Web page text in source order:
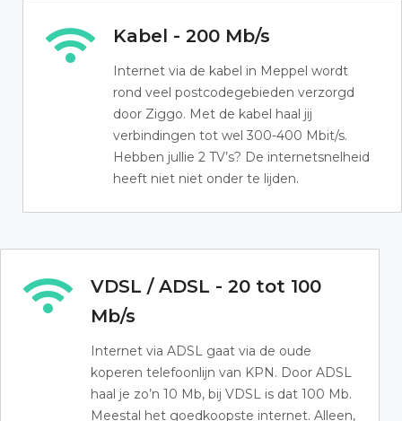
Kabel - 200 Mb/s
Internet via de kabel in Meppel wordt
rond veel postcodegebieden verzorgd
door Ziggo. Met de kabel haal jij
verbindingen tot wel 300-400 Mbit/s.
Hebben jullie 2 TV’s? De internetsnelheid
heeft niet niet onder te lijden.
VDSL / ADSL - 20 tot 100
Mb/s
Internet via ADSL gaat via de oude
koperen telefoonlijn van KPN. Door ADSL
haal je zo’n 10 Mb, bij VDSL is dat 100 Mb.
Meestal het goedkoopste internet. Alleen,